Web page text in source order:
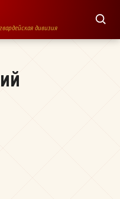
дивизия